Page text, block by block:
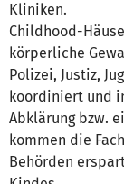
Kliniken.
Childhood-
körperliche
Polizei, Justiz,
koordiniert und
Abklärung bzw.
kommen die
Behörden